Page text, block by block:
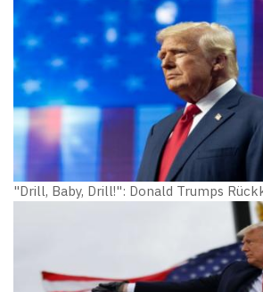
"Drill, Baby, Drill!": Donald Trumps